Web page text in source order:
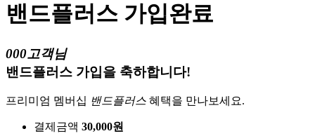
밴드플러스 가입완료
000고객님
밴드플러스 가입을 축하합니다!
프리미엄 멤버십 밴드플러스 혜택을 만나보세요.
결제금액 30,000원